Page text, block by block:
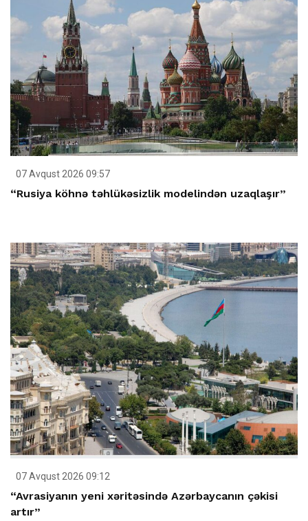
07 Avqust 2026 09:57
“Rusiya köhnə təhlükəsizlik modelindən uzaqlaşır”
07 Avqust 2026 09:12
“Avrasiyanın yeni xəritəsində Azərbaycanın çəkisi
artır”